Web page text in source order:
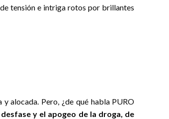
tensión e intriga rotos por brillantes
alocada. Pero, ¿de qué habla PURO
y el apogeo de la droga, de